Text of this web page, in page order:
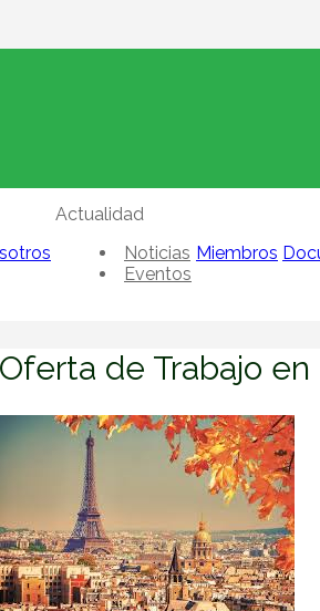
Actualidad
Noticias
Eventos
Miembros
Oferta de Trabajo en